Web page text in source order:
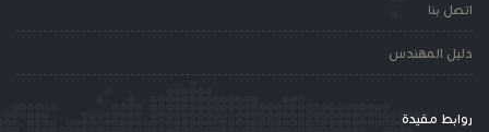
اتصل بنا
دليل المهندس
روابط مفيدة